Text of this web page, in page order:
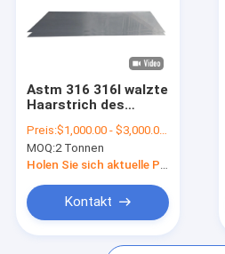
Über uns
Kontakt mit uns
Bitte um ein Angebot
Astm 316 316l walzte
Haarstrich des
des Ende1000mm
kalt
Preis:$1,000.00 - $3,000.00/Tons
MOQ:2 Tonnen
Holen Sie sich aktuelle Preis
Kontakt